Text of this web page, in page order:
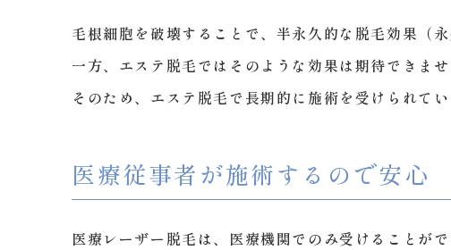
毛根細胞を破壊することで、半永久的な脱毛効果（
一方、エステ脱毛ではそのような効果は期待できませ
そのため、エステ脱毛で長期的に施術を受けられて
医療従事者が施術するので安心
医療レーザー脱毛は、医療機関でのみ受けることがで